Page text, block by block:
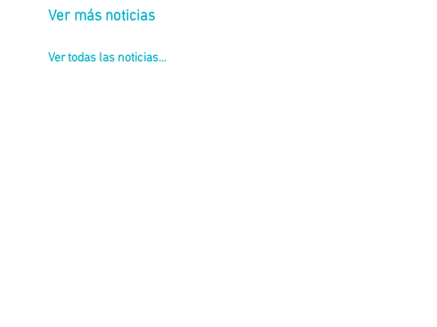
Ver más noticias
Ver todas las noticias...